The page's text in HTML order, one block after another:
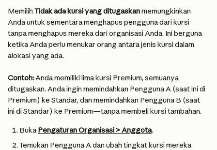
Memilih Tidak ada kursi yang ditugaskan memungkinkan
Anda untuk sementara menghapus pengguna dari kursi
tanpa menghapus mereka dari organisasi Anda. Ini berguna
ketika Anda perlu menukar orang antara jenis kursi dalam
alokasi yang ada.
Contoh: Anda memiliki lima kursi Premium, semuanya
ditugaskan. Anda ingin memindahkan Pengguna A (saat ini di
Premium) ke Standar, dan memindahkan Pengguna B (saat
ini di Standar) ke Premium—tanpa membeli kursi tambahan.
Buka Pengaturan Organisasi > Anggota.
Temukan Pengguna A dan ubah tingkat kursi mereka